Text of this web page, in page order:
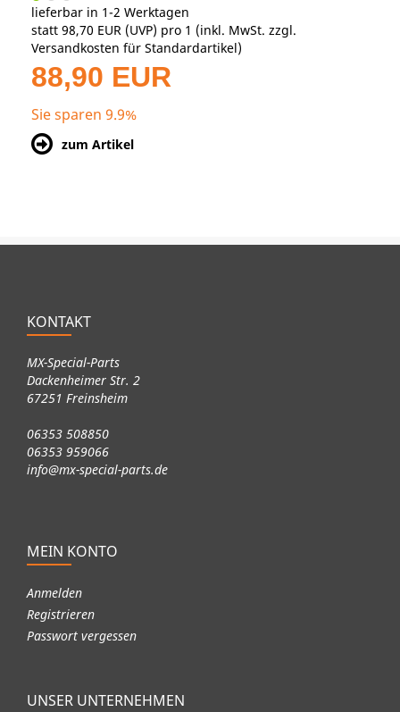
lieferbar in 1-2 Werktagen
statt 98,70 EUR (UVP) pro 1 (inkl. MwSt. zzgl.
Versandkosten für Standardartikel)
88,90 EUR
Sie sparen 9.9%
zum Artikel
KONTAKT
MX-Special-Parts
Dackenheimer Str. 2
67251 Freinsheim
06353 508850
06353 959066
info@mx-special-parts.de
MEIN KONTO
Anmelden
Registrieren
Passwort vergessen
UNSER UNTERNEHMEN